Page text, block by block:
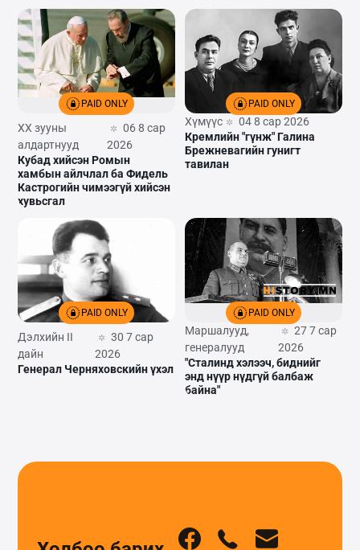
PAID ONLY
XX зууны
алдартнууд
06 8 сар
2026
Кубад хийсэн Ромын
хамбын айлчлал ба Фидель
Кастрогийн чимээгүй хийсэн
хувьсгал
PAID ONLY
Хүмүүс
04 8 сар 2026
Кремлийн "гүнж" Галина
Брежневагийн гунигт
тавилан
PAID ONLY
Дэлхийн II
дайн
30 7 сар
2026
Генерал Черняховскийн үхэл
PAID ONLY
Маршалууд,
генералууд
27 7 сар
2026
"Сталинд хэлээч, биднийг
энд нүүр нүдгүй балбаж
байна"